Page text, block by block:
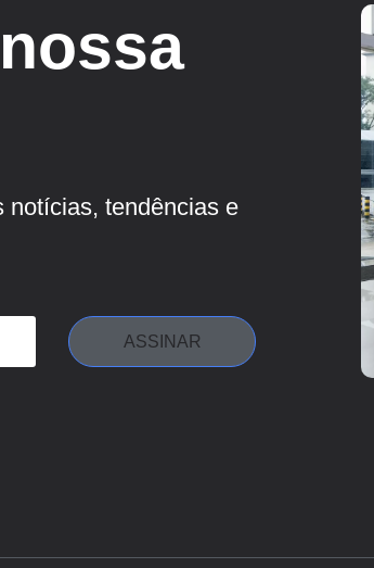
notícias, tendências e
ASSINAR